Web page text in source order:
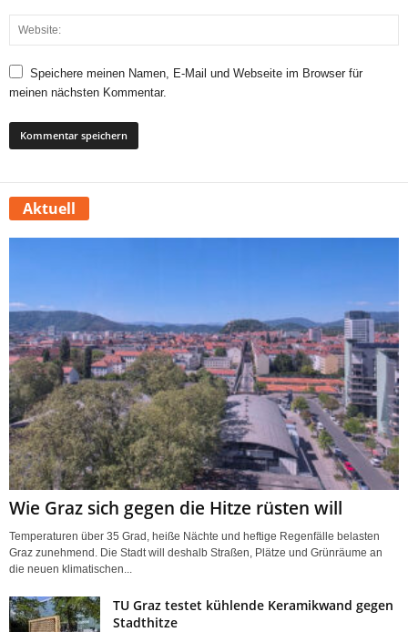
Speichere meinen Namen, E-Mail und Webseite im Browser für
meinen nächsten Kommentar.
Aktuell
Wie Graz sich gegen die Hitze rüsten will
Temperaturen über 35 Grad, heiße Nächte und heftige Regenfälle belasten
Graz zunehmend. Die Stadt will deshalb Straßen, Plätze und Grünräume an
die neuen klimatischen...
TU Graz testet kühlende Keramikwand gegen
Stadthitze